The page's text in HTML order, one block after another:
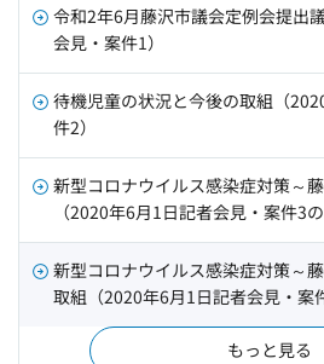
令和2年6月藤沢市議会定例会提出
会見・案件1）
待機児童の状況と今後の取組（
件2）
新型コロナウイルス感染症対策～
（2020年6月1日記者会見・案件3の
新型コロナウイルス感染症対策～
取組（2020年6月1日記者会見・案
もっと見る